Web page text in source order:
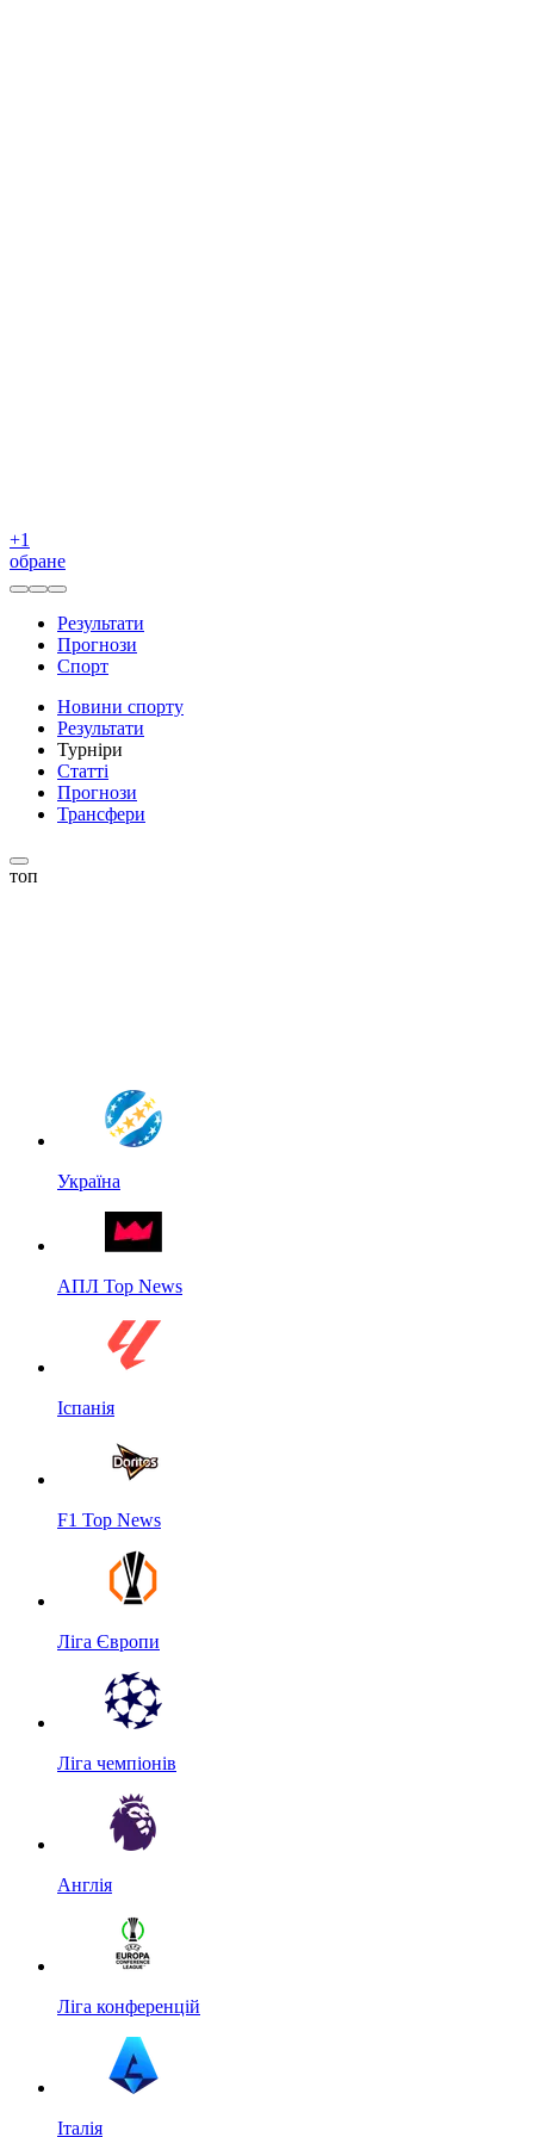
+1
обране
Результати
Прогнози
Спорт
Новини спорту
Результати
Турніри
Статті
Прогнози
Трансфери
топ
Україна
АПЛ Top News
Іспанія
F1 Top News
Ліга Європи
Ліга чемпіонів
Англія
Ліга конференцій
Італія